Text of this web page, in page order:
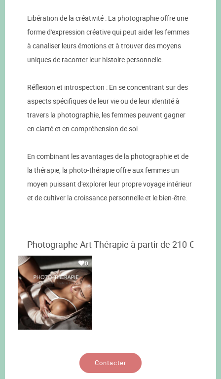
Libération de la créativité : La photographie offre une
forme d'expression créative qui peut aider les femmes
à canaliser leurs émotions et à trouver des moyens
uniques de raconter leur histoire personnelle.
Réflexion et introspection : En se concentrant sur des
aspects spécifiques de leur vie ou de leur identité à
travers la photographie, les femmes peuvent gagner
en clarté et en compréhension de soi.
En combinant les avantages de la photographie et de
la thérapie, la photo-thérapie offre aux femmes un
moyen puissant d'explorer leur propre voyage intérieur
et de cultiver la croissance personnelle et le bien-être.
Photographe Art Thérapie à partir de 210 €
0
Contacter